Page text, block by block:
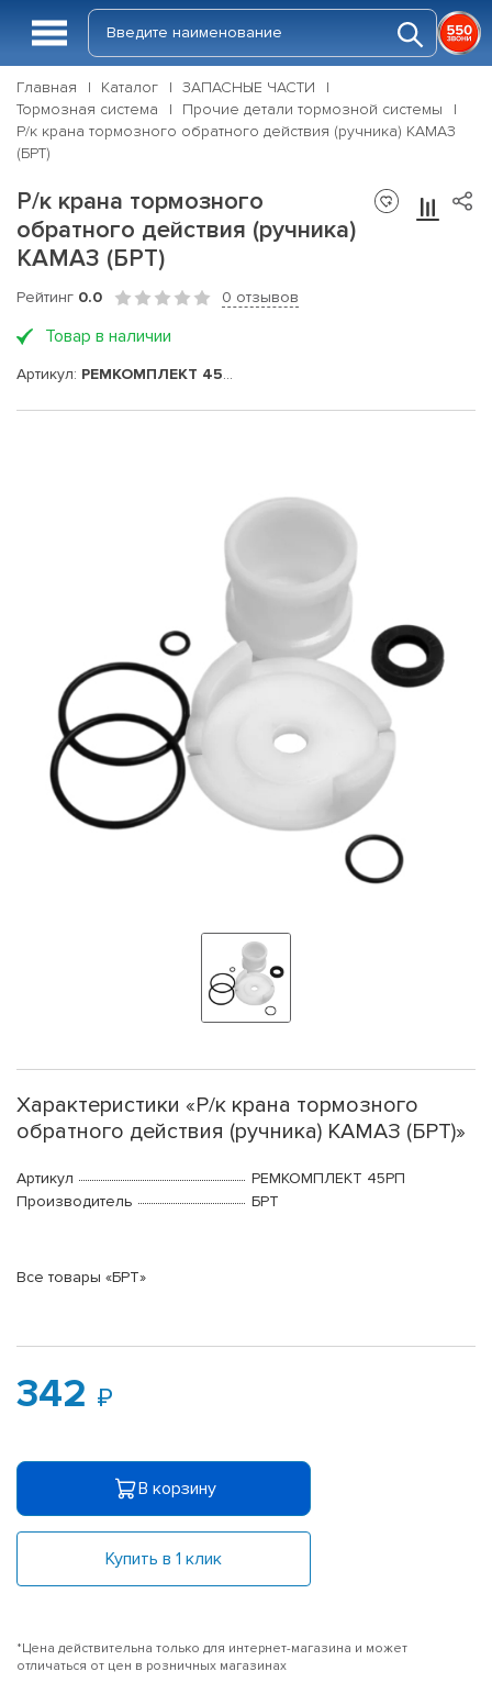
Главная Каталог
ЗАПАСНЫЕ ЧАСТИ
Тормозная система
Прочие детали тормозной системы
Р/к крана тормозного обратного действия (ручника) КАМАЗ
(БРТ)
Р/к крана тормозного
обратного действия (ручника)
КАМАЗ (БРТ)
Рейтинг 0.0 0 отзывов
Товар в наличии
Артикул: РЕМКОМПЛЕКТ 45РП
Характеристики «Р/к крана тормозного
обратного действия (ручника) КАМАЗ (БРТ)»
Артикул
РЕМКОМПЛЕКТ 45РП
Производитель
БРТ
Все товары «БРТ»
342
В корзину
Купить в 1 клик
*Цена действительна только для интернет-магазина и может
отличаться от цен в розничных магазинах